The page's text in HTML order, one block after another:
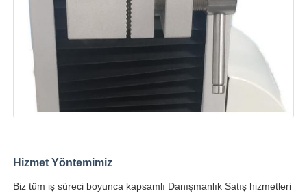
Hizmet Yöntemimiz
Biz tüm iş süreci boyunca kapsamlı Danışmanlık Satış hizmetleri